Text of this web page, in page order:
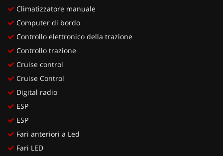
Climatizzatore manuale
Computer di bordo
Controllo elettronico della trazione
Controllo trazione
Cruise control
Cruise Control
Digital radio
ESP
ESP
Fari anteriori a Led
Fari LED